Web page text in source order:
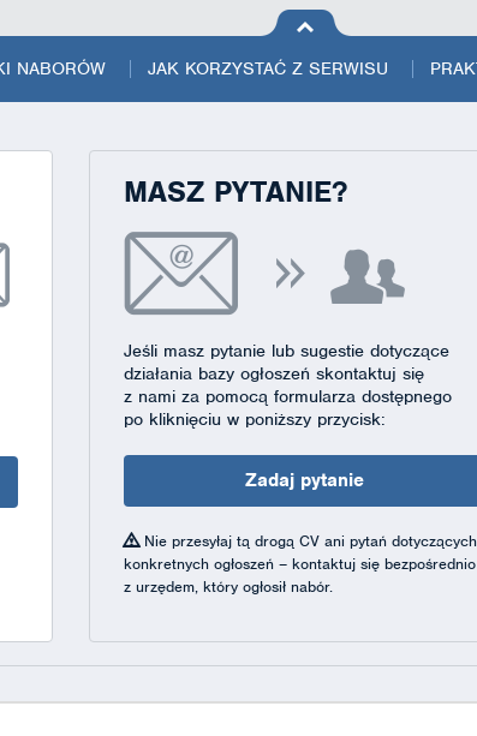
na górę
strony
NABORÓW JAK KORZYSTAĆ Z SERWISU
MASZ PYTANIE?
Jeśli masz pytanie lub sugestie dotyczące
działania bazy ogłoszeń skontaktuj się
z nami za pomocą formularza dostępnego
po kliknięciu w poniższy przycisk:
Zadaj pytanie
Nie przesyłaj tą drogą CV ani pytań dotyczących
konkretnych ogłoszeń – kontaktuj się bezpośrednio
z urzędem, który ogłosił nabór.